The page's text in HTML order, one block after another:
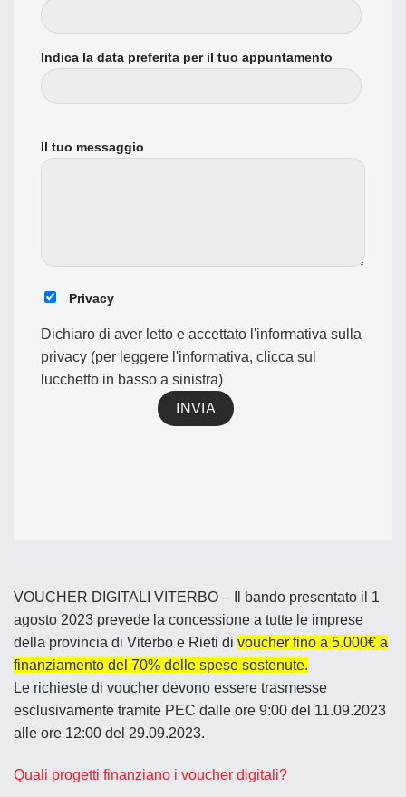
Indica la data preferita per il tuo appuntamento
Il tuo messaggio
Privacy
Dichiaro di aver letto e accettato l'informativa sulla
privacy (per leggere l'informativa, clicca sul
lucchetto in basso a sinistra)
VOUCHER DIGITALI VITERBO – Il bando presentato il 1
agosto 2023 prevede la concessione a tutte le imprese
della provincia di Viterbo e Rieti di voucher fino a 5.000€ a
finanziamento del 70% delle spese sostenute.
Le richieste di voucher devono essere trasmesse
esclusivamente tramite PEC dalle ore 9:00 del 11.09.2023
alle ore 12:00 del 29.09.2023.
Quali progetti finanziano i voucher digitali?